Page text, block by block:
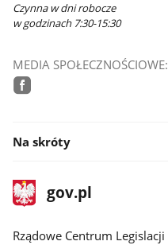
Czynna w dni robocze
w godzinach 7:30-15:30
MEDIA SPOŁECZNOŚCIOWE:
Na skróty
stopka
gov.plStrona
gov.pl
Rządowe Centrum Legislacji